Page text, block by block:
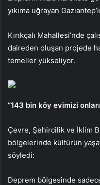
yıkıma uğrayan
Kırıkçalı Mahallesi’nde
daireden oluşan projede
temeller yükseliyor.
“143 bin köy evimizi
Çevre, Şehircilik ve İklim
bölgelerinde kültürün
söyledi:
Deprem bölgesinde